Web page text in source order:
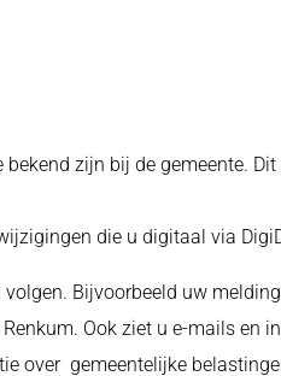
zijn bij de gemeente.
die u digitaal via
Bijvoorbeeld uw
Ook ziet u e-mails en
over gemeentelijke